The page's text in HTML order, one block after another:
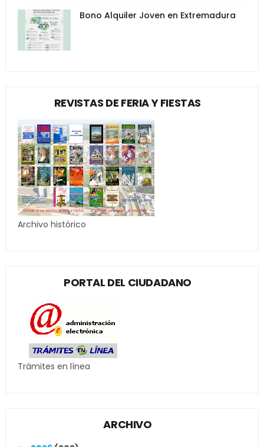
Bono Alquiler Joven en Extremadura
REVISTAS DE FERIA Y FIESTAS
Archivo histórico
PORTAL DEL CIUDADANO
Trámites en línea
ARCHIVO